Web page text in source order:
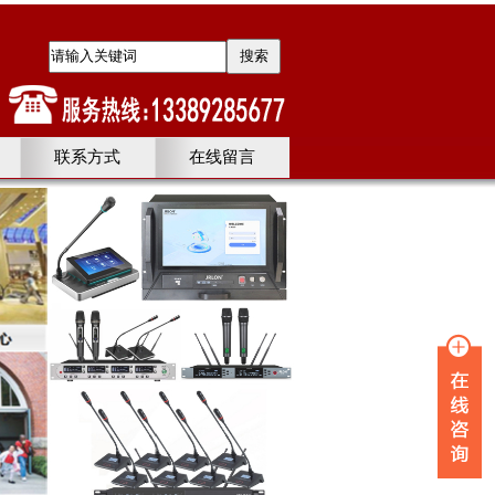
联系方式 在线留言